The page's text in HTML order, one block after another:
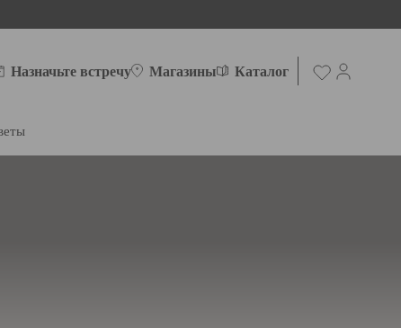
Назначьте встречу Магазины Каталог